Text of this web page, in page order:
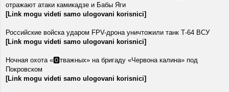
отражают атаки камикадзе и Бабы Яги
[Link mogu videti samo ulogovani korisnici]
Российские войска ударом FPV-дрона уничтожили танк Т-64 ВСУ
[Link mogu videti samo ulogovani korisnici]
Ночная охота «🅾️тважных» на бригаду «Червона калина» под
Покровском
[Link mogu videti samo ulogovani korisnici]